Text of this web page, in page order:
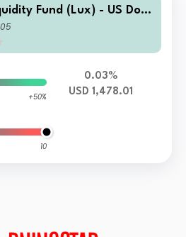
Fund (Lux) - US Dolla
Acc USD
+50%
10
0.03%
USD 1,478.01